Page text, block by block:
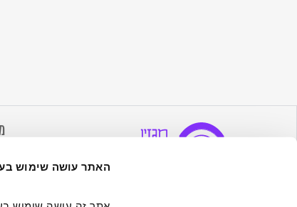
האתר עושה שימוש